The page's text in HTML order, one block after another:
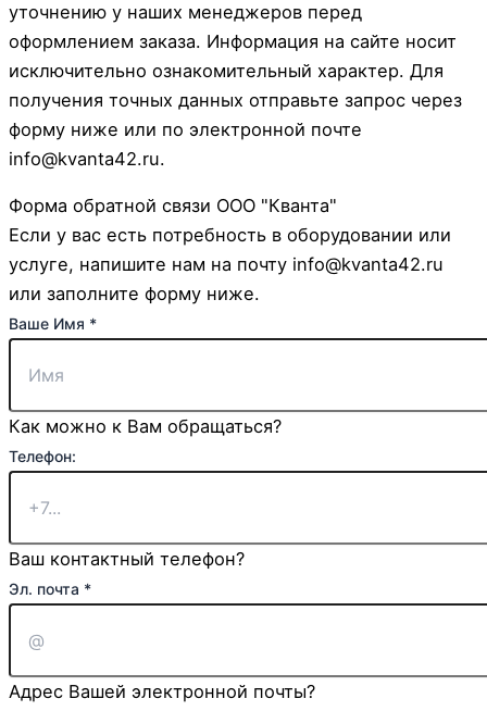
уточнению у наших менеджеров перед
оформлением заказа. Информация на сайте носит
исключительно ознакомительный характер. Для
получения точных данных отправьте запрос через
форму ниже или по электронной почте
info@kvanta42.ru.
Форма обратной связи ООО "Кванта"
Если у вас есть потребность в оборудовании или
услуге, напишите нам на почту info@kvanta42.ru
или заполните форму ниже.
Ваше
Имя
Ваше Имя *
Как можно к Вам обращаться?
Телефон:
Ваш контактный телефон?
Эл. почта *
Адрес Вашей электронной почты?